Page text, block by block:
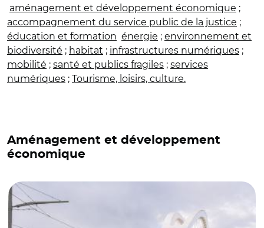
aménagement et développement économique ;
accompagnement du service public de la justice ;
éducation et formation énergie ; environnement et
biodiversité ; habitat ; infrastructures numériques ;
mobilité ; santé et publics fragiles ; services
numériques ; Tourisme, loisirs, culture.
Aménagement et développement
économique